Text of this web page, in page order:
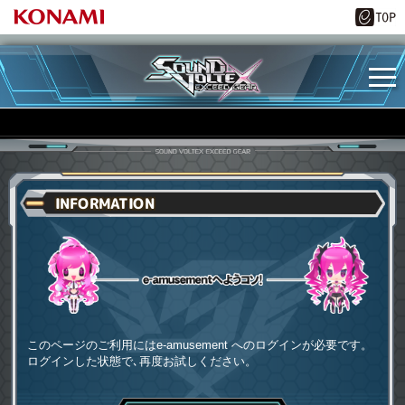
INFORMATION
このページのご利用にはe-amusement へのログインが必要です。
ログインした状態で､再度お試しください。